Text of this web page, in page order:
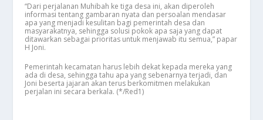
“Dari perjalanan Muhibah ke tiga desa ini, akan diperoleh
informasi tentang gambaran nyata dan persoalan mendasar
apa yang menjadi kesulitan bagi pemerintah desa dan
masyarakatnya, sehingga solusi pokok apa saja yang dapat
ditawarkan sebagai prioritas untuk menjawab itu semua,” papar
H Joni.
Pemerintah kecamatan harus lebih dekat kepada mereka yang
ada di desa, sehingga tahu apa yang sebenarnya terjadi, dan
Joni beserta jajaran akan terus berkomitmen melakukan
perjalan ini secara berkala. (*/Red1)